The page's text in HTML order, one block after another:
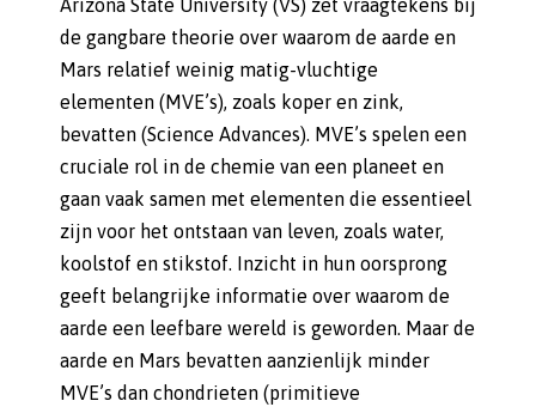
Arizona State University (VS) zet vraagtekens bij
de gangbare theorie over waarom de aarde en
Mars relatief weinig matig-vluchtige
elementen (MVE’s), zoals koper en zink,
bevatten (Science Advances). MVE’s spelen een
cruciale rol in de chemie van een planeet en
gaan vaak samen met elementen die essentieel
zijn voor het ontstaan van leven, zoals water,
koolstof en stikstof. Inzicht in hun oorsprong
geeft belangrijke informatie over waarom de
aarde een leefbare wereld is geworden. Maar de
aarde en Mars bevatten aanzienlijk minder
MVE’s dan chondrieten (primitieve